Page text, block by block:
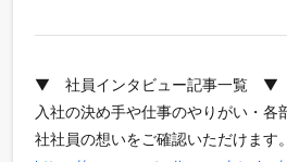
▼ 社員インタビュー記事一覧 ▼
入社の決め手や仕事のやりがい・各
社社員の想いをご確認いただけます